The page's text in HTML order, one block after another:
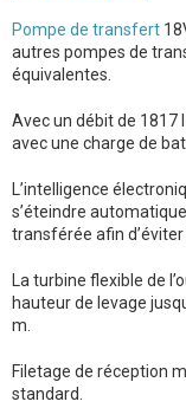
Pompe de transfert
autres pompes de
équivalentes.
Avec un débit de 1817
avec une charge de
L’intelligence
s’éteindre
transférée afin
La turbine flexible de
hauteur de levage
m.
Filetage de réception
standard.